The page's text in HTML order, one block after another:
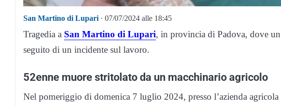
San Martino di Lupari · 07/07/2024 alle 18:45
Tragedia a San Martino di Lupari, in provincia di Padova, dove un
seguito di un incidente sul lavoro.
52enne muore stritolato da un macchinario agricolo
Nel pomeriggio di domenica 7 luglio 2024, presso l’azienda agricola